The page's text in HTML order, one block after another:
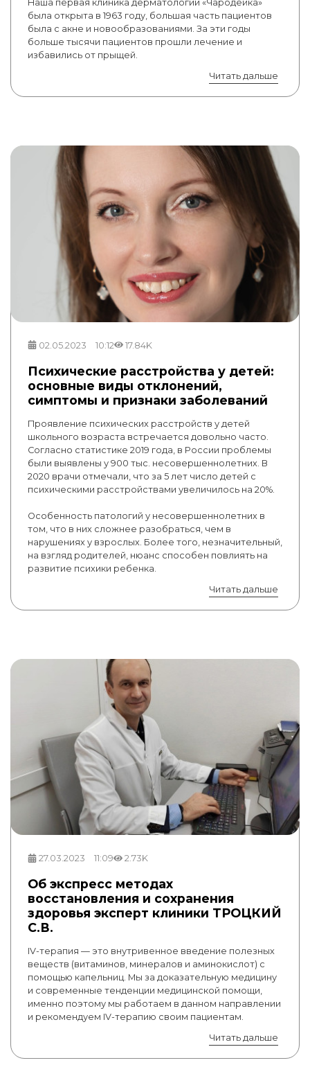
Наша первая клиника дерматологии «Чародейка»
была открыта в 1963 году, большая часть пациентов
была с акне и новообразованиями. За эти годы
больше тысячи пациентов прошли лечение и
избавились от прыщей.
Читать дальше
02.05.2023 10:12 17.84K
Психические расстройства у детей:
основные виды отклонений,
симптомы и признаки заболеваний
Проявление психических расстройств у детей
школьного возраста встречается довольно часто.
Согласно статистике 2019 года, в России проблемы
были выявлены у 900 тыс. несовершеннолетних. В
2020 врачи отмечали, что за 5 лет число детей с
психическими расстройствами увеличилось на 20%.
Особенность патологий у несовершеннолетних в
том, что в них сложнее разобраться, чем в
нарушениях у взрослых. Более того, незначительный,
на взгляд родителей, нюанс способен повлиять на
развитие психики ребенка.
Читать дальше
27.03.2023 11:09 2.73K
Об экспресс методах
восстановления и сохранения
здоровья эксперт клиники ТРОЦКИЙ
С.В.
IV-терапия — это внутривенное введение полезных
веществ (витаминов, минералов и аминокислот) с
помощью капельниц. Мы за доказательную медицину
и современные тенденции медицинской помощи,
именно поэтому мы работаем в данном направлении
и рекомендуем IV-терапию своим пациентам.
Читать дальше